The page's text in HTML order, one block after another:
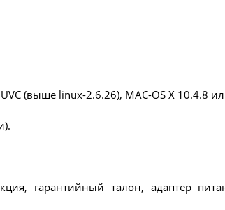
(выше linux-2.6.26), MAC-OS X 10.4.8
гарантийный талон, адаптер